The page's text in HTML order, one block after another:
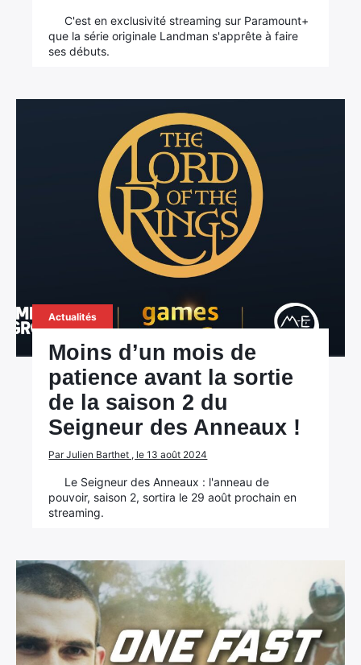
C'est en exclusivité streaming sur Paramount+
que la série originale Landman s'apprête à faire
ses débuts.
Actualités
Moins d’un mois de
patience avant la sortie
de la saison 2 du
Seigneur des Anneaux !
Par Julien Barthet , le 13 août 2024
Le Seigneur des Anneaux : l'anneau de
pouvoir, saison 2, sortira le 29 août prochain en
streaming.